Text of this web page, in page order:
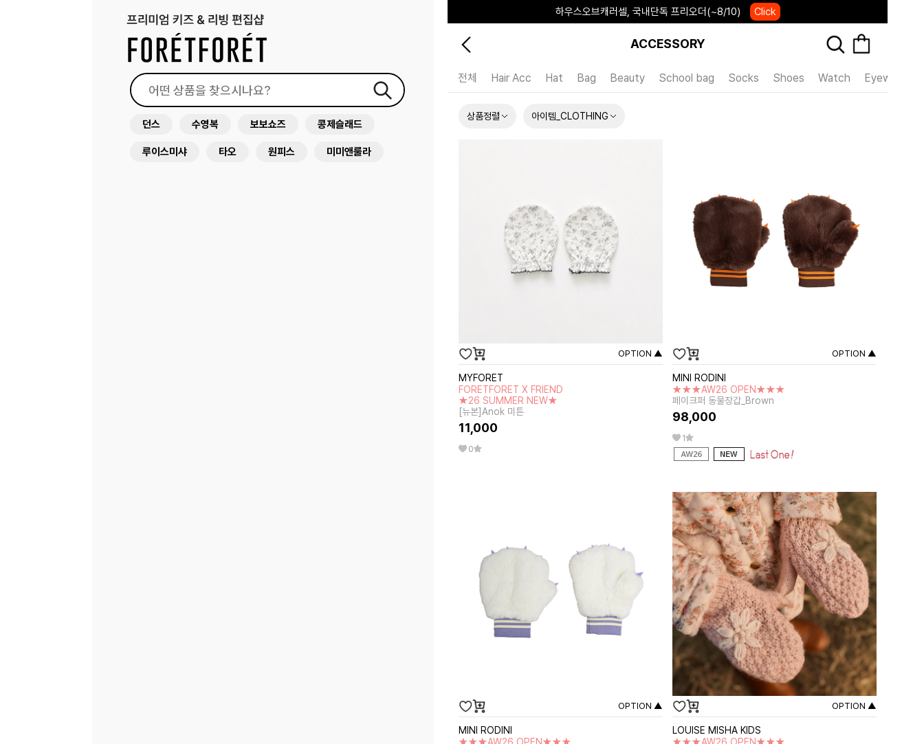
🎂7TH ANNIVERSARY 포레포레 7주년 행사 Click
ACCESSORY
전체 Hair Acc Hat Bag Beauty School bag Socks Shoes Watch Eyewear
상품정렬 아이템_CLOTHING
OPTION ▲
MYFORET
FORETFORET X FRIEND
★26 SUMMER NEW★
[뉴본]Anok 미튼
11,000
0
OPTION ▲
MINI RODINI
★★★AW26 OPEN★★★
페이크퍼 동물장갑_Brown
98,000
1
OPTION ▲
MINI RODINI
OPTION ▲
LOUISE MISHA KIDS
던스 수영복 보보쇼즈 콩제슬래드
루이스미샤 타오 원피스 미미앤룰라